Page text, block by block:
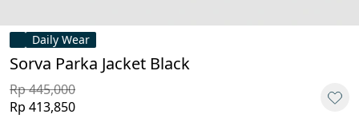
Daily Wear
Sorva Parka Jacket Black
Rp 445,000
Rp 413,850